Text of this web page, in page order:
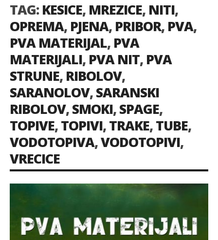
TAG:KESICE, MREZICE, NITI,
OPREMA, PJENA, PRIBOR, PVA,
PVA MATERIJAL, PVA
MATERIJALI, PVA NIT, PVA
STRUNE, RIBOLOV,
SARANOLOV,SARANSKI
RIBOLOV,SMOKI,SPAGE,
TOPIVE,TOPIVI,TRAKE,TUBE,
VODOTOPIVA,VODOTOPIVI,
VRECICE